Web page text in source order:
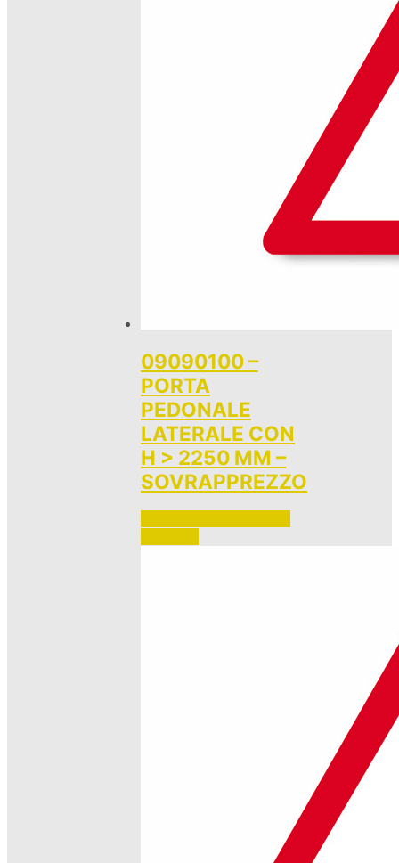
09090100 –
PORTA
PEDONALE
LATERALE CON
H > 2250 MM –
SOVRAPPREZZO